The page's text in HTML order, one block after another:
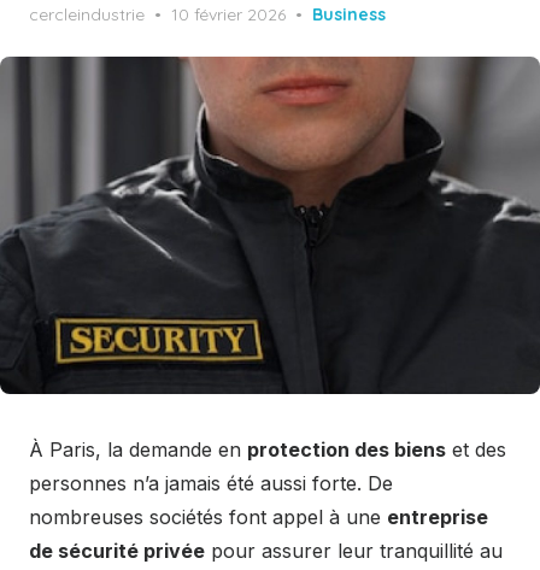
cercleindustrie
Posted
10 février 2026 Business
À Paris, la demande en protection des biens et des
personnes n’a jamais été aussi forte. De
nombreuses sociétés font appel à une entreprise
de sécurité privée pour assurer leur tranquillité au